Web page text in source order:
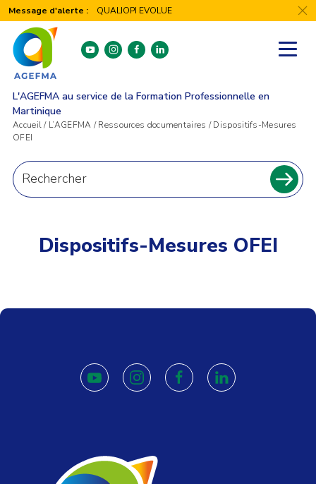
Message d'alerte : QUALIOPI EVOLUE
youtubeinstagram
facebooklinkedin
L'AGEFMA au service de la Formation Professionnelle en
Martinique
Accueil/ L’AGEFMA /Ressources documentaires /Dispositifs-Mesures
OFEI
Recherche
pour
Dispositifs-Mesures OFEI
youtube instagramfacebooklinkedin
Panneau de gestion des cookies